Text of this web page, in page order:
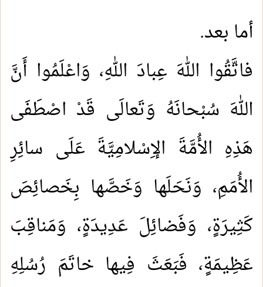
أما بعد.
فاتَّقُوا اللهَ عِبادَ اللهِ، وَاعْلَمُوا أَنَّ
اللهَ سُبْحانَهُ وَتَعالَى قَدْ اصْطَفَى
هَذِهِ الأُمَّةَ الإِسْلامِيَّةَ عَلَى سائِرِ
الأُمَمِ، وَنَحَلَها وَخَصَّها بِخَصائِصَ
كَثِيرَةٍ، وَفَضائِلَ عَدِيدَةٍ، وَمَناقِبَ
عَظِيمَةٍ، فَبَعَثَ فِيها خاتَمَ رُسُلِهِ